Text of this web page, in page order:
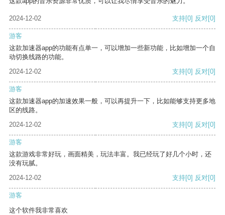
2024-12-02 支持[0] 反对[0]
游客
这款加速器app的功能有点单一，可以增加一些新功能，比如增加一个自
动切换线路的功能。
2024-12-02
支持[0] 反对[0]
游客
这款加速器app的加速效果一般，可以再提升一下，比如能够支持更多地
区的线路。
2024-12-02
支持[0] 反对[0]
游客
这款游戏非常好玩，画面精美，玩法丰富。我已经玩了好几个小时，还
没有玩腻。
2024-12-02
支持[0] 反对[0]
游客
这个软件我非常喜欢